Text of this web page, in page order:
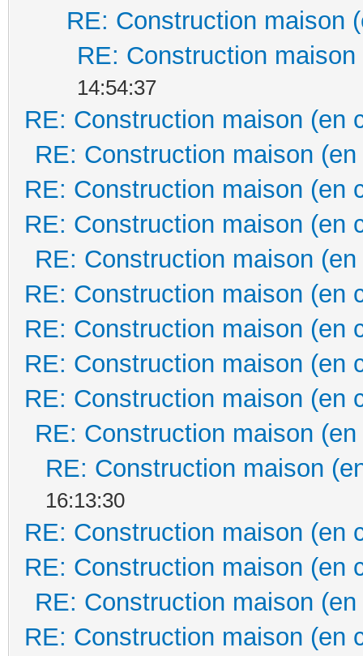
RE: Construction maison
RE: Construction
14:54:37
RE: Construction maison (en
RE: Construction maison
RE: Construction maison (en
RE: Construction maison (en
RE: Construction maison
RE: Construction maison (en
RE: Construction maison (en
RE: Construction maison (en
RE: Construction maison (en
RE: Construction maison
RE: Construction maison
16:13:30
RE: Construction maison (en
RE: Construction maison (en
RE: Construction maison
RE: Construction maison (en